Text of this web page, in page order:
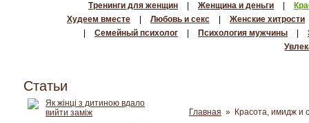
Тренинги для женщин Женщина и деньги
Худеем вместе
Любовь и секс
Женские хитрости
Семейный психолог Психология мужчины
Главная » Красота, имидж и
Статьи
Як жінці з дитиною вдало
вийти заміж